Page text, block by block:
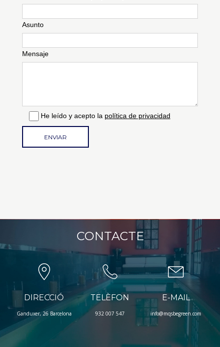
Asunto
Mensaje
He leído y acepto la política de privacidad
CONTACTE
DIRECCIÓ
Ganduxer, 26 Barcelona
TELÈFON
932 007 547
E-MAIL
info@mqsbegreen.com